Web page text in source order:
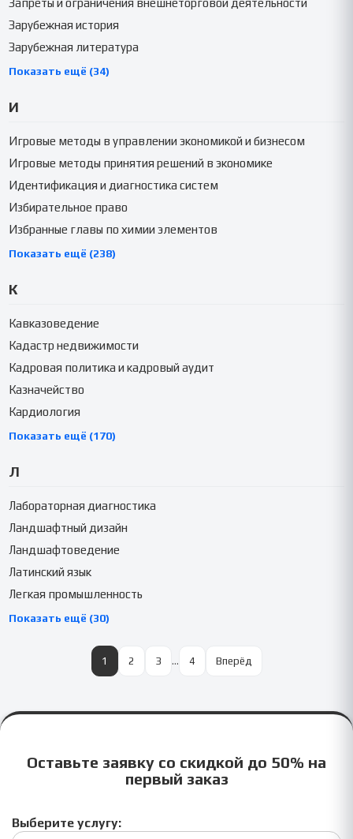
Запреты и ограничения внешнеторговой деятельности
Зарубежная история
Зарубежная литература
Показать ещё (34)
И
Игровые методы в управлении экономикой и бизнесом
Игровые методы принятия решений в экономике
Идентификация и диагностика систем
Избирательное право
Избранные главы по химии элементов
Показать ещё (238)
К
Кавказоведение
Кадастр недвижимости
Кадровая политика и кадровый аудит
Казначейство
Кардиология
Показать ещё (170)
Л
Лабораторная диагностика
Ландшафтный дизайн
Ландшафтоведение
Латинский язык
Легкая промышленность
Показать ещё (30)
1 2 3 … 4 Вперёд
Оставьте заявку со скидкой до 50% на
первый заказ
Выберите услугу: